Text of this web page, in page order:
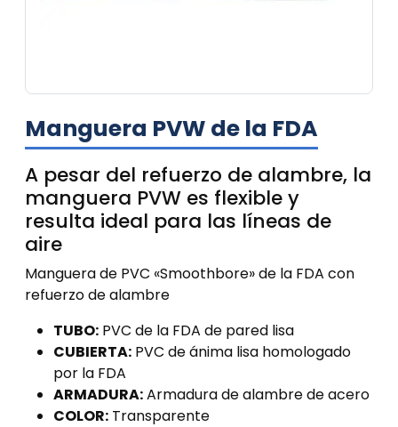
Manguera PVW de la FDA
A pesar del refuerzo de alambre, la
manguera PVW es flexible y
resulta ideal para las líneas de
aire
Manguera de PVC «Smoothbore» de la FDA con
refuerzo de alambre
TUBO: PVC de la FDA de pared lisa
CUBIERTA: PVC de ánima lisa homologado
por la FDA
ARMADURA:Armadura de alambre de acero
COLOR: Transparente